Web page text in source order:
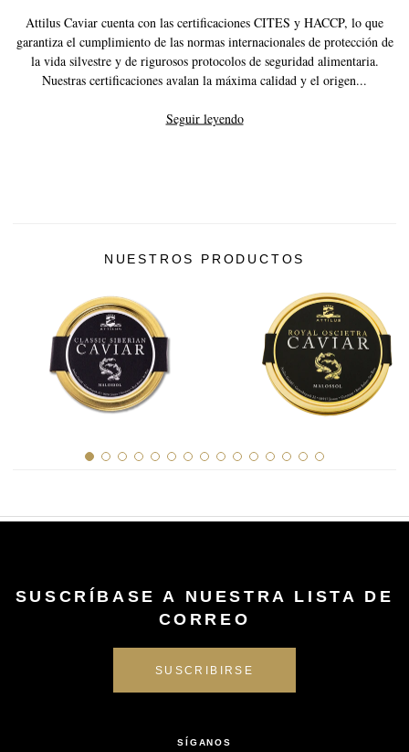
Attilus Caviar cuenta con las certificaciones CITES y HACCP, lo que
garantiza el cumplimiento de las normas internacionales de protección de
la vida silvestre y de rigurosos protocolos de seguridad alimentaria.
Nuestras certificaciones avalan la máxima calidad y el origen...
Seguir leyendo
NUESTROS PRODUCTOS
SUSCRÍBASE A NUESTRA LISTA DE
CORREO
SÍGANOS